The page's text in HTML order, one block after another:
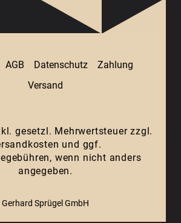
AGB Datenschutz
Zahlung
Versand
gesetzl. Mehrwertsteuer zzgl.
und ggf.
wenn nicht anders
angegeben.
Gerhard Sprügel GmbH